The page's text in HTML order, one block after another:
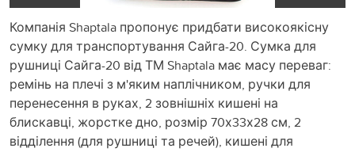
Компанія Shaptala пропонує придбати високоякісну
сумку для транспортування Сайга-20. Сумка для
рушниці Сайга-20 від ТМ Shaptala має масу переваг:
ремінь на плечі з м'яким наплічником, ручки для
перенесення в руках, 2 зовнішніх кишені на
блискавці, жорстке дно, розмір 70х33х28 см, 2
відділення (для рушниці та речей), кишені для